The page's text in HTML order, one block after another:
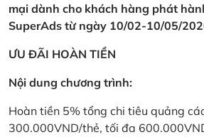
mại dành cho khách hàng phát
SuperAds từ ngày 10/02-10/05/
ƯU ĐÃI HOÀN TIỀN
Nội dung chương trình:
Hoàn tiền 5% tổng chi tiêu quảng
300.000VND/thẻ, tối đa